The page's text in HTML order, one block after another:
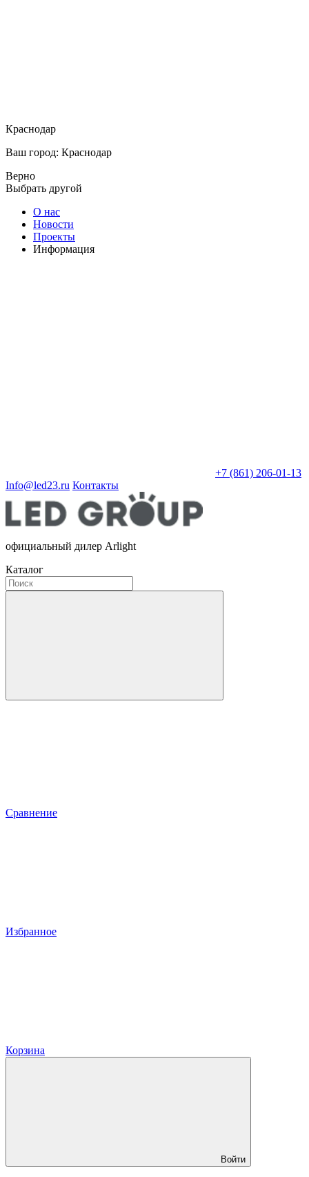
Краснодар
Ваш город: Краснодар
Верно
Выбрать другой
О нас
Новости
Проекты
Информация
+7 (861) 206-01-13
Info@led23.ru Контакты
официальный дилер Arlight
Каталог
Сравнение
Избранное
Корзина
Войти